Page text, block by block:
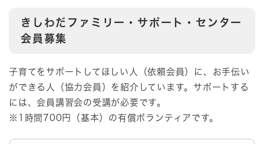
きしわだファミリー・サポート・センター
会員募集
​​子育てをサポートしてほしい人（依頼会員）に、お手伝い
ができる人（協力会員）を紹介しています。サポートする
には、会員講習会の受講が必要です。
※1時間700円（基本）の有償ボランティアです。